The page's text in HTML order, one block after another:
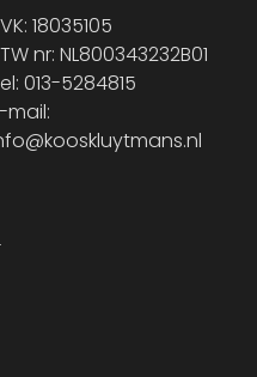
18035105
nr: NL800343232B01
013-5284815
mail: